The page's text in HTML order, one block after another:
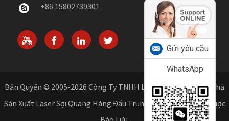
+86 15802739301
Bản Quyền © 2005-2026 Công Ty TNHH Laser Vàng Vũ Hán - Nhà
Sản Xuất Laser Sợi Quang Hàng Đầu Trung Quốc. Mọi Quyền Được
Gửi yêu cầu
WhatsApp